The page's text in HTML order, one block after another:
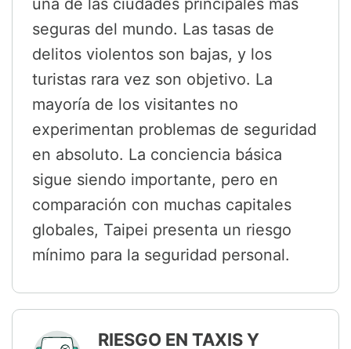
una de las ciudades principales más
seguras del mundo. Las tasas de
delitos violentos son bajas, y los
turistas rara vez son objetivo. La
mayoría de los visitantes no
experimentan problemas de seguridad
en absoluto. La conciencia básica
sigue siendo importante, pero en
comparación con muchas capitales
globales, Taipei presenta un riesgo
mínimo para la seguridad personal.
RIESGO EN TAXIS Y